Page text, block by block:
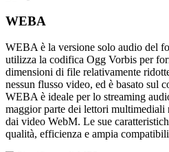
WEBA
WEBA è la versione solo audio del
utilizza la codifica Ogg Vorbis per
dimensioni di file relativamente
nessun flusso video, ed è basato sul
WEBA è ideale per lo streaming
maggior parte dei lettori multimediali
dai video WebM. Le sue
qualità, efficienza e ampia